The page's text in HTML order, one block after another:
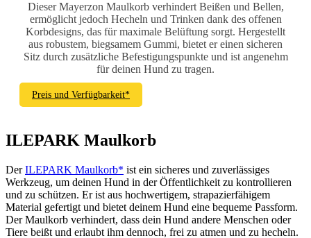
Dieser Mayerzon Maulkorb verhindert Beißen und Bellen,
ermöglicht jedoch Hecheln und Trinken dank des offenen
Korbdesigns, das für maximale Belüftung sorgt. Hergestellt
aus robustem, biegsamem Gummi, bietet er einen sicheren
Sitz durch zusätzliche Befestigungspunkte und ist angenehm
für deinen Hund zu tragen.
Preis und Verfügbarkeit*
ILEPARK Maulkorb
DerILEPARK Maulkorb* ist ein sicheres und zuverlässiges
Werkzeug, um deinen Hund in der Öffentlichkeit zu kontrollieren
und zu schützen. Er ist aus hochwertigem, strapazierfähigem
Material gefertigt und bietet deinem Hund eine bequeme Passform.
Der Maulkorb verhindert, dass dein Hund andere Menschen oder
Tiere beißt und erlaubt ihm dennoch, frei zu atmen und zu hecheln.